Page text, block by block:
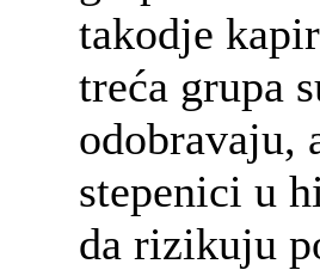
takodje
treća grupa
odobravaju,
stepenici u
da rizikuju